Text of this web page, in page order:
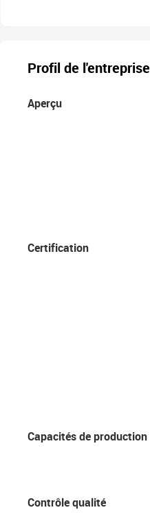
Profil de l'entreprise
Aperçu
Certification
Capacités de production
Contrôle qualité